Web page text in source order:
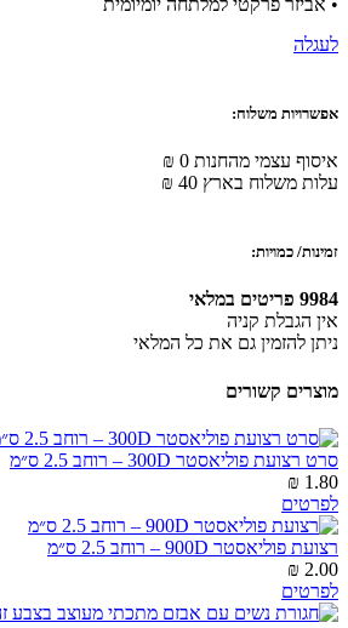
לעגלה
אפשרויות משלוח:
איסוף עצמי מהחנות 0 ₪
עלות משלוח בארץ 40 ₪
זמינות/ כמויות:
9984 פריטים במלאי
אין הגבלת קניה
ניתן להזמין גם את כל המלאי
מוצרים קשורים
סרט רצועת פוליאסטר 300D – רוחב 2.5 ס״מ
1.80 ₪
לפרטים
רצועת פוליאסטר 900D – רוחב 2.5 ס״מ
2.00 ₪
לפרטים